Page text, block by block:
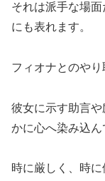
それは派手な場
にも表れます。
フィオナとのやり
彼女に示す助言や
かに心へ染み込ん
時に厳しく、時